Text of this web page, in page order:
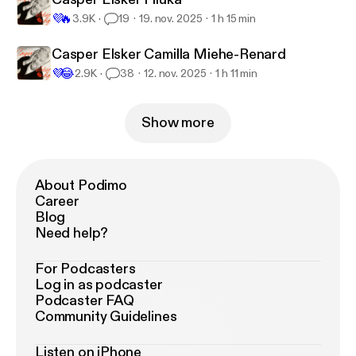
💜🔥 3.9K 19 19. nov. 2025 1 h 15 min
Casper Elsker Camilla Miehe-Renard
💜😂2.9K 38 12. nov. 2025 1 h 11 min
Show more
About Podimo
Career
Blog
Need help?
For Podcasters
Log in as podcaster
Podcaster FAQ
Community Guidelines
Listen on iPhone